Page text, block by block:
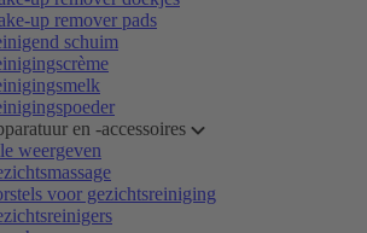
up remover pads
schuim
en -accessoires
weergeven
voor gezichtsreiniging